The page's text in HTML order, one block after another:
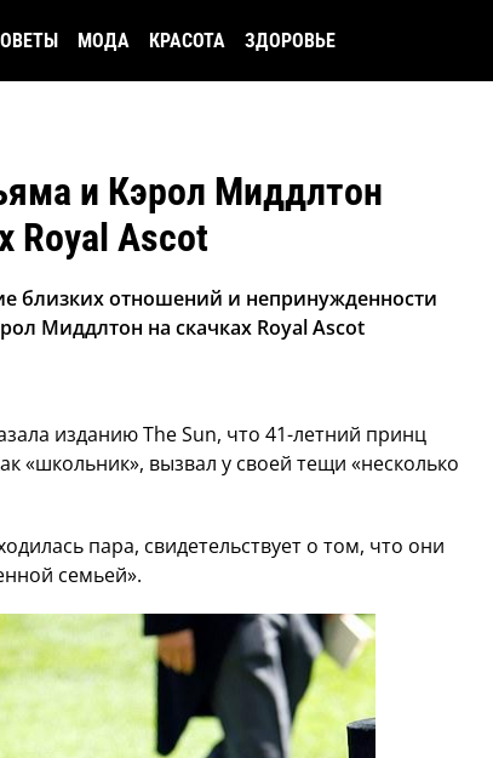
МОДА КРАСОТА ЗДОРОВЬЕ
и Кэрол Миддлтон
Royal Ascot
близких отношений и непринужденности
Миддлтон на скачках Royal Ascot
изданию The Sun, что 41-летний принц
«школьник», вызвал у своей тещи «несколько
пара, свидетельствует о том, что они
семьей».